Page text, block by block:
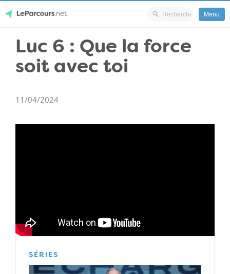
content
LeParcours.net
Menu
Luc 6 : Que la force
soit avec toi
11/04/2024
SÉRIES